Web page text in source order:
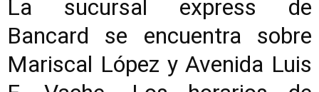
La sucursal express de
Bancard se encuentra sobre
Mariscal López y Avenida Luis